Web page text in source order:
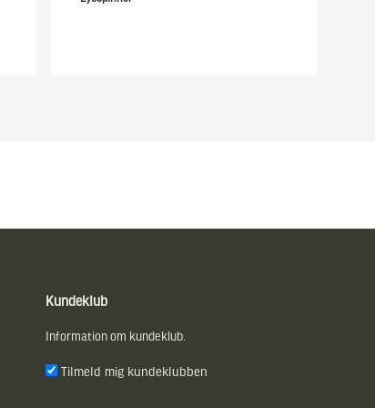
Kundeklub
Information om kundeklub.
Tilmeld mig kundeklubben